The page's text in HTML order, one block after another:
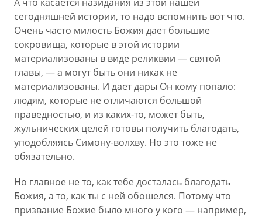
сегодняшней истории, то надо вспомнить вот что.
Очень часто милость Божия дает большие
сокровища, которые в этой истории
материализованы в виде реликвии — святой
главы, — а могут быть они никак не
материализованы. И дает дары Он кому попало:
людям, которые не отличаются большой
праведностью, и из каких-то, может быть,
жульнических целей готовы получить благодать,
уподобляясь Симону-волхву. Но это тоже не
обязательно.
Но главное не то, как тебе досталась благодать
Божия, а то, как ты с ней обошелся. Потому что
призвание Божие было много у кого — например,